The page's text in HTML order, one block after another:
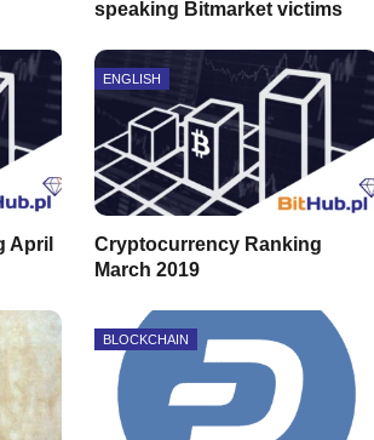
speaking Bitmarket victims
April
ENGLISH
Cryptocurrency Ranking
March 2019
BLOCKCHAIN